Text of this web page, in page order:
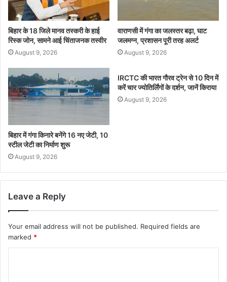
बिहार के 18 जिले मानव तस्करी के हाई
रिस्क जोन, सामने आई चिंताजनक तस्वीर
August 9, 2026
वाराणसी में गंगा का जलस्तर बढ़ा, घाट
जलमग्न, प्रशासन पूरी तरह अलर्ट
August 9, 2026
बिहार में गंगा किनारे बनेंगे 16 नए जेटी, 10
स्टील जेटी का निर्माण शुरू
August 9, 2026
IRCTC की भारत गौरव ट्रेन से 10 दिन में
करें चार ज्योतिर्लिंगों के दर्शन, जानें किराया
August 9, 2026
Leave a Reply
Your email address will not be published. Required fields are
marked *